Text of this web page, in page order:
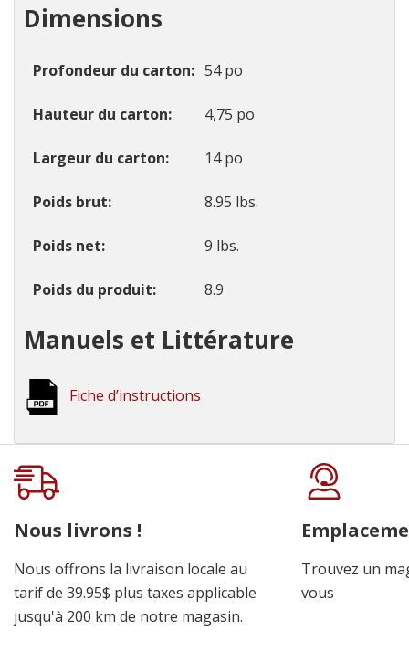
Dimensions
Profondeur du carton 54 po
Hauteur du carton 4,75 po
Largeur du carton 14 po
Poids brut 8.95 lbs.
Poids net 9 lbs.
Poids du produit 8.9
Manuels et Littérature
Fiche d’instructions
Onglet
personnalisé
Nous livrons !
Nous offrons la livraison locale au
tarif de 39.95$ plus taxes applicable
jusqu'à 200 km de notre magasin.
Trouvez un
vous